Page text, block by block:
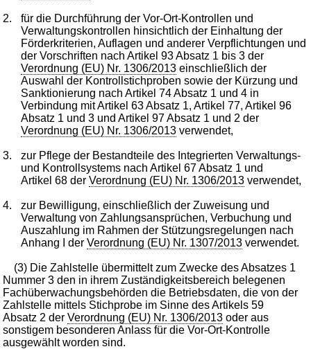
2.
für die Durchführung der Vor-Ort-Kontrollen und
Verwaltungskontrollen hinsichtlich der Einhaltung der
Förderkriterien, Auflagen und anderer Verpflichtungen und
der Vorschriften nach Artikel 93 Absatz 1 bis 3 der
Verordnung (EU) Nr. 1306/2013 einschließlich der
Auswahl der Kontrollstichproben sowie der Kürzung und
Sanktionierung nach Artikel 74 Absatz 1 und 4 in
Verbindung mit Artikel 63 Absatz 1, Artikel 77, Artikel 96
Absatz 1 und 3 und Artikel 97 Absatz 1 und 2 der
Verordnung (EU) Nr. 1306/2013 verwendet,
3.
zur Pflege der Bestandteile des Integrierten Verwaltungs-
und Kontrollsystems nach Artikel 67 Absatz 1 und
Artikel 68 derVerordnung (EU) Nr. 1306/2013 verwendet,
4.
zur Bewilligung, einschließlich der Zuweisung und
Verwaltung von Zahlungsansprüchen, Verbuchung und
Auszahlung im Rahmen der Stützungsregelungen nach
Anhang I derVerordnung (EU) Nr. 1307/2013 verwendet.
(3) Die Zahlstelle übermittelt zum Zwecke des Absatzes 1
Nummer 3 den in ihrem Zuständigkeitsbereich belegenen
Fachüberwachungsbehörden die Betriebsdaten, die von der
Zahlstelle mittels Stichprobe im Sinne des Artikels 59
Absatz 2 derVerordnung (EU) Nr. 1306/2013 oder aus
sonstigem besonderen Anlass für die Vor-Ort-Kontrolle
ausgewählt worden sind.